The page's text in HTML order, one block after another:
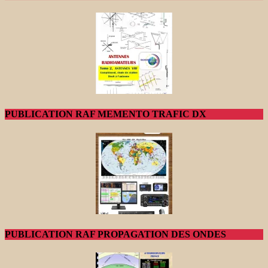
PUBLICATION RAF MEMENTO TRAFIC DX
PUBLICATION RAF PROPAGATION DES ONDES